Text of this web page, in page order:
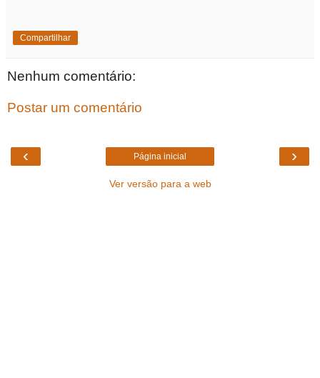
Compartilhar
Nenhum comentário:
Postar um comentário
‹ ›
Página inicial
Ver versão para a web